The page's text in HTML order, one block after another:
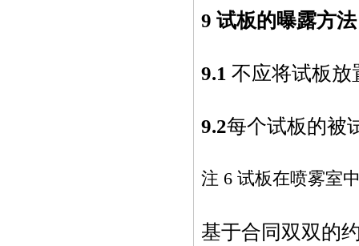
9 试板的曝露方法
9.1 不应将试板放
9.2每个试板的被
注 6 试板在喷雾室
基于合同双双的